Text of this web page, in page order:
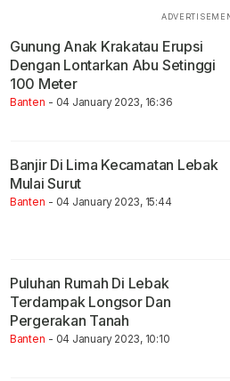
Gunung Anak Krakatau Erupsi
Dengan Lontarkan Abu Setinggi
100 Meter
Banten - 04 January 2023, 16:36
Banjir Di Lima Kecamatan Lebak
Mulai Surut
Banten - 04 January 2023, 15:44
Puluhan Rumah Di Lebak
Terdampak Longsor Dan
Pergerakan Tanah
Banten - 04 January 2023, 10:10